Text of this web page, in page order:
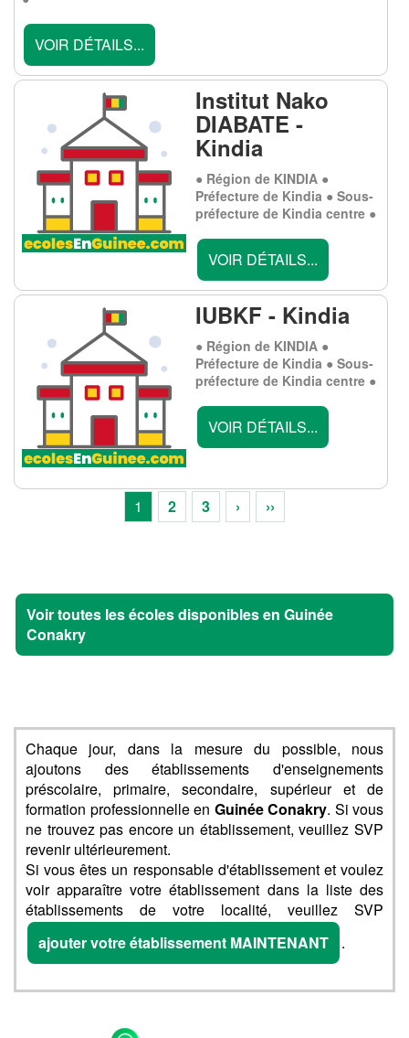
VOIR DÉTAILS...
Institut Nako
DIABATE -
Kindia
● Région de KINDIA ●
Préfecture de Kindia ● Sous-
préfecture de Kindia centre ●
VOIR DÉTAILS...
IUBKF - Kindia
● Région de KINDIA ●
Préfecture de Kindia ● Sous-
préfecture de Kindia centre ●
VOIR DÉTAILS...
1 2 3 › ››
Voir toutes les écoles disponibles en Guinée
Conakry
Chaque jour, dans la mesure du possible, nous
ajoutons des établissements d'enseignements
préscolaire, primaire, secondaire, supérieur et de
formation professionnelle en Guinée Conakry. Si vous
ne trouvez pas encore un établissement, veuillez SVP
revenir ultérieurement.
Si vous êtes un responsable d'établissement et voulez
voir apparaître votre établissement dans la liste des
établissements de votre localité, veuillez SVP
ajouter votre établissement MAINTENANT
.